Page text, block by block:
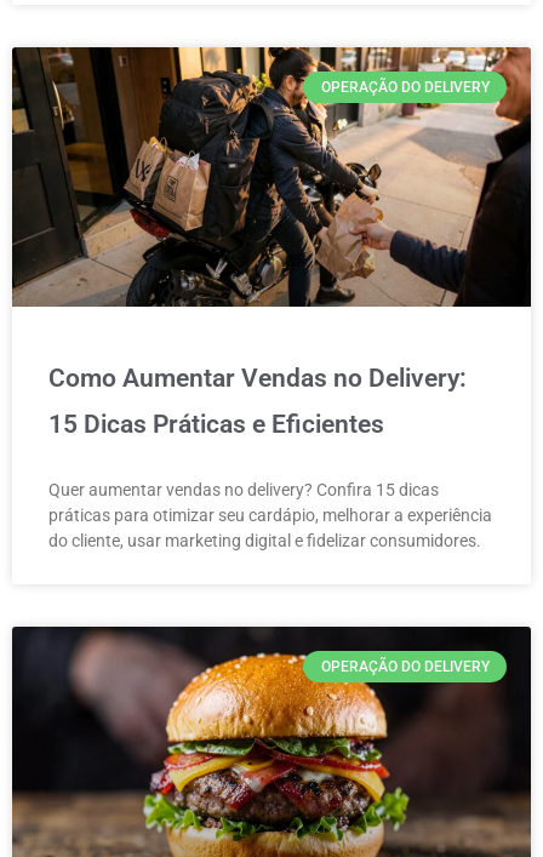
OPERAÇÃO DO DELIVERY
Como Aumentar Vendas no Delivery:
15 Dicas Práticas e Eficientes
Quer aumentar vendas no delivery? Confira 15 dicas
práticas para otimizar seu cardápio, melhorar a experiência
do cliente, usar marketing digital e fidelizar consumidores.
OPERAÇÃO DO DELIVERY